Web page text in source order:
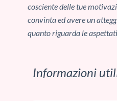
cosciente delle tue
convinta ed avere un
quanto riguarda le
Informazioni